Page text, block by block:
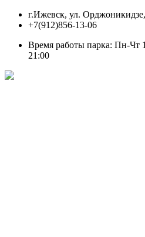
Перейтиг.Ижевск, ул.
+7(912)856-13-06
Время работы парка: Пн-Чт
21:00